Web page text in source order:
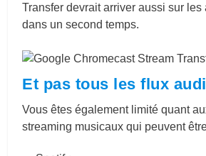
Transfer devrait arriver aussi sur les
dans un second temps.
Et pas tous les flux
Vous êtes également limité quant
streaming musicaux qui peuvent